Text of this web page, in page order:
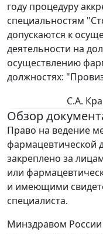
году процедуру
специальностям
допускаются к
деятельности на
осуществлению
должностях:
С.А.
Обзор
Право на ведение
фармацевтической
закреплено за
или
и имеющими
специалиста.
Минздравом России